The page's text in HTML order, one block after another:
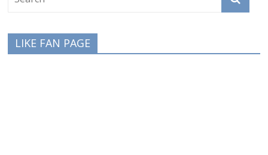
LIKE FAN PAGE